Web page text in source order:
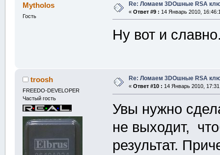
Mytholos
Гость
Re: Ломаем 3DOшные RSA
« Ответ #9 : 14 Январь 2010,
Ну вот и
troosh
FREEDO-DEVELOPER
Частый гость
Re: Ломаем 3DOшные RSA
« Ответ #10 : 14 Январь 2010,
Увы нужно
не выходит,
результат.